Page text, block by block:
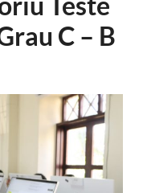
C – B